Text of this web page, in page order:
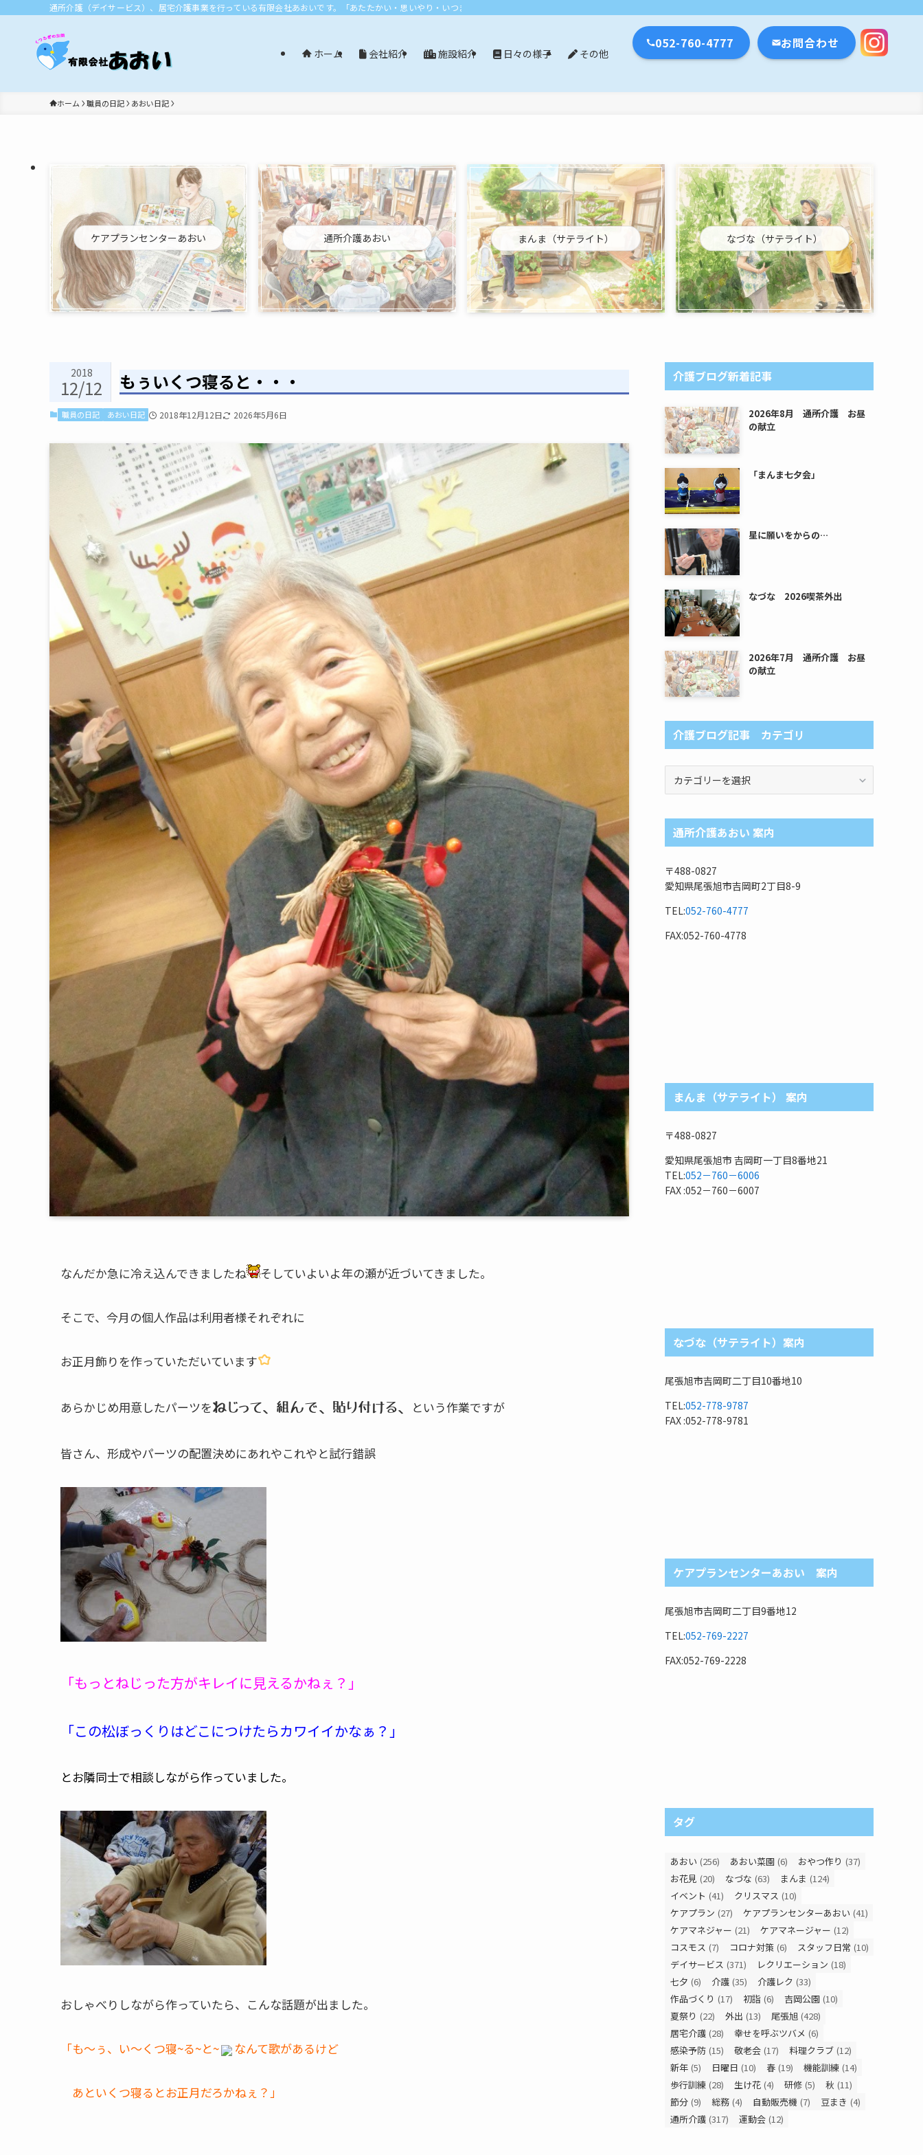
通所介護（デイサービス）、居宅介護事業を行っている有限会社あおいです。「あたたかい・思いやり・いつまでも」エリア：尾張旭市・長久手市・瀬戸市・名古屋市
ホーム 会社紹介 施設紹介 日々の様子 その他
052-760-4777 お問合わせ
ホーム 職員の日記 あおい日記
ケアプランセンターあおい 通所介護あおい まんま（サテライト） なづな（サテライト）
もぅいくつ寝ると・・・
2018
12/12
職員の日記 あおい日記 2018年12月12日 2026年5月6日
なんだか急に冷え込んできましたね そしていよいよ年の瀬が近づいてきました。
そこで、今月の個人作品は利用者様それぞれに
お正月飾りを作っていただいています
あらかじめ用意したパーツをねじって、組んで、貼り付ける、 という作業ですが
皆さん、形成やパーツの配置決めにあれやこれやと試行錯誤
「もっとねじった方がキレイに見えるかねぇ？」
「この松ぼっくりはどこにつけたらカワイイかなぁ？」
とお隣同士で相談しながら作っていました。
おしゃべりしながら作っていたら、こんな話題が出ました。
「も～ぅ、い～くつ寝~る~と~ なんて歌があるけど
あといくつ寝るとお正月だろかねぇ？」
介護ブログ新着記事
2026年8月 通所介護 お昼
の献立
「まんま七夕会」
星に願いをからの…
なづな 2026喫茶外出
2026年7月 通所介護 お昼
の献立
介護ブログ記事 カテゴリ
ロ
グ
記
カ
テ
ゴ
通所介護あおい 案内
〒488-0827
愛知県尾張旭市吉岡町2丁目8-9
TEL:052-760-4777
FAX:052-760-4778
まんま（サテライト） 案内
〒488-0827
愛知県尾張旭市 吉岡町一丁目8番地21
TEL:052－760－6006
FAX :052－760－6007
なづな（サテライト）案内
尾張旭市吉岡町二丁目10番地10
TEL:052-778-9787
FAX :052-778-9781
ケアプランセンターあおい 案内
尾張旭市吉岡町二丁目9番地12
TEL:052-769-2227
FAX:052-769-2228
タグ
あおい (256) あおい菜園 (6) おやつ作り (37)
お花見 (20) なづな (63) まんま (124)
イベント (41) クリスマス (10)
ケアプラン (27) ケアプランセンターあおい (41)
ケアマネジャー (21) ケアマネージャー (12)
コスモス (7) コロナ対策 (6) スタッフ日常 (10)
デイサービス (371) レクリエーション (18)
七夕 (6) 介護 (35) 介護レク (33)
作品づくり (17) 初詣 (6) 吉岡公園 (10)
夏祭り (22) 外出 (13) 尾張旭 (428)
居宅介護 (28) 幸せを呼ぶツバメ (6)
感染予防 (15) 敬老会 (17) 料理クラブ (12)
新年 (5) 日曜日 (10) 春 (19) 機能訓練 (14)
歩行訓練 (28) 生け花 (4) 研修 (5) 秋 (11)
節分 (9) 総務 (4) 自動販売機 (7) 豆まき (4)
通所介護 (317) 運動会 (12)